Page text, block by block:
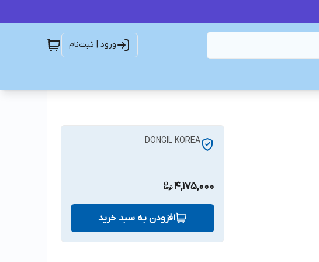
ورود | ثبت‌نام
DONGIL KOREA
4,175,000
افزودن به سبد خرید